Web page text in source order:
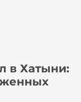
в Хатыни: